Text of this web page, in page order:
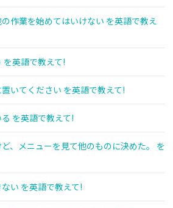
作業を始めてはいけない を英語で教え
英語で教えて!
いてください を英語で教えて!
を英語で教えて!
、メニューを見て他のものに決めた。 を
い を英語で教えて!